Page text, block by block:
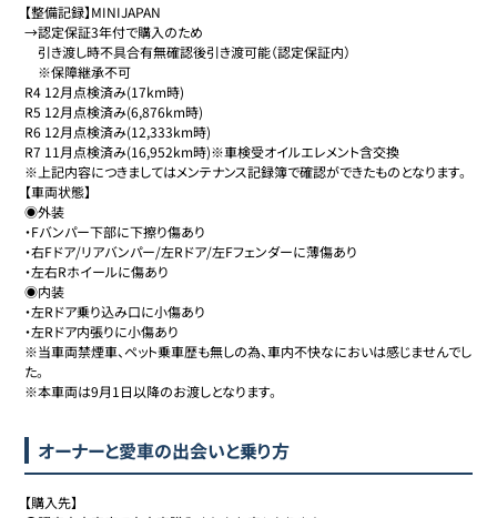
【整備記録】MINIJAPAN
→認定保証3年付で購入のため
引き渡し時不具合有無確認後引き渡可能（認定保証内）
※保障継承不可
R4 12月点検済み(17km時)
R5 12月点検済み(6,876km時)
R6 12月点検済み(12,333km時)
R7 11月点検済み(16,952km時)※車検受オイルエレメント含交換
※上記内容につきましてはメンテナンス記録簿で確認ができたものとなります。
【車両状態】
◉外装
・Fバンパー下部に下擦り傷あり
・右Fドア/リアバンパー/左Rドア/左Fフェンダーに薄傷あり
・左右Rホイールに傷あり
◉内装
・左Rドア乗り込み口に小傷あり
・左Rドア内張りに小傷あり
※当車両禁煙車、ペット乗車歴も無しの為、車内不快なにおいは感じませんでし
た。
※本車両は9月1日以降のお渡しとなります。
オーナーと愛車の出会いと乗り方
【購入先】